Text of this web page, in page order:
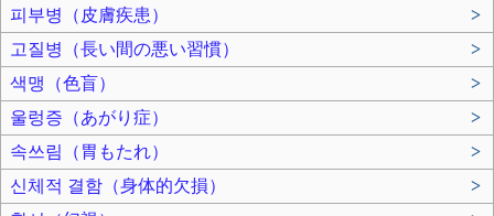
피부병（皮膚疾患）
>
고질병（長い間の悪い習慣）
>
색맹（色盲）
>
울렁증（あがり症）
>
속쓰림（胃もたれ）
>
신체적 결함（身体的欠損）
>